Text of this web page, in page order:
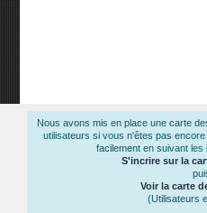
Nous avons mis en place une carte
utilisateurs si vous n'êtes pas
facilement en suivant les
S'incrire sur la
Voir la carte
(Utilisateurs